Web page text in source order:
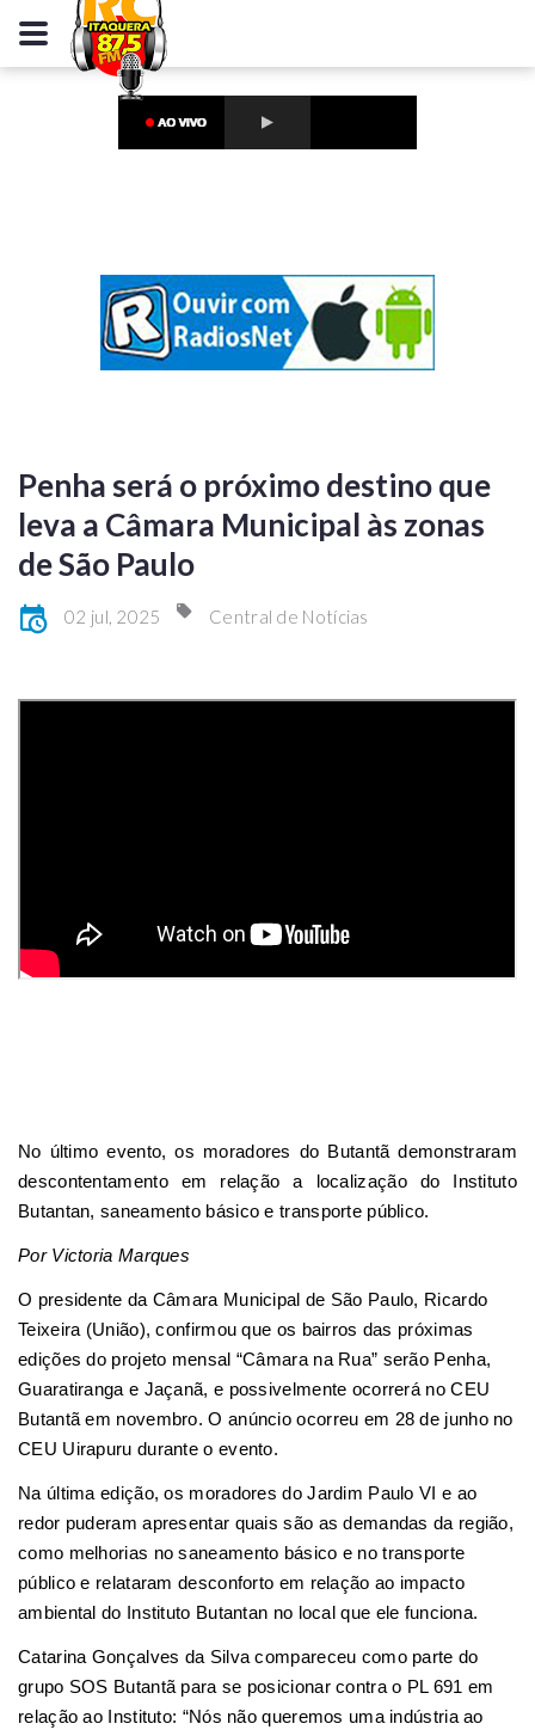
Penha será o próximo destino que
leva a Câmara Municipal às zonas
de São Paulo
02 jul, 2025 Central de Notícias
No último evento, os moradores do Butantã demonstraram
descontentamento em relação a localização do Instituto
Butantan, saneamento básico e transporte público.
Por Victoria Marques
O presidente da Câmara Municipal de São Paulo, Ricardo
Teixeira (União), confirmou que os bairros das próximas
edições do projeto mensal “Câmara na Rua” serão Penha,
Guaratiranga e Jaçanã, e possivelmente ocorrerá no CEU
Butantã em novembro. O anúncio ocorreu em 28 de junho no
CEU Uirapuru durante o evento.
Na última edição, os moradores do Jardim Paulo VI e ao
redor puderam apresentar quais são as demandas da região,
como melhorias no saneamento básico e no transporte
público e relataram desconforto em relação ao impacto
ambiental do Instituto Butantan no local que ele funciona.
Catarina Gonçalves da Silva compareceu como parte do
grupo SOS Butantã para se posicionar contra o PL 691 em
relação ao Instituto: “Nós não queremos uma indústria ao